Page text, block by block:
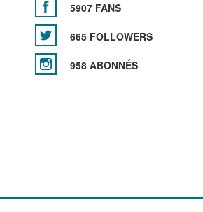
5907 FANS
665 FOLLOWERS
958 ABONNÉS